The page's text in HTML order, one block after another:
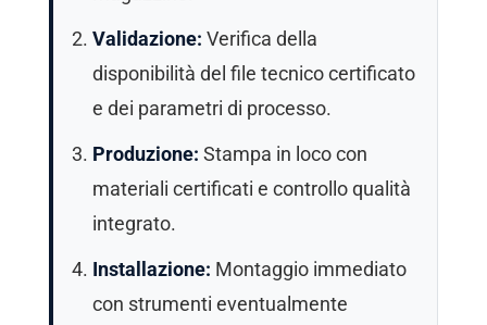
Validazione: Verifica della
disponibilità del file tecnico certificato
e dei parametri di processo.
Produzione: Stampa in loco con
materiali certificati e controllo qualità
integrato.
Installazione: Montaggio immediato
con strumenti eventualmente